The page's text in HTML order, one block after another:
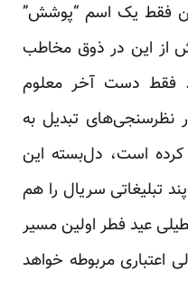
فقط یک اسم “پوشش”
از این در ذوق مخاطب
فقط دست آخر معلوم
نظرسنجی‌های تبدیل به
است، دل‌بسته این
تبلیغاتی سریال را هم
عید فطر اولین مسیر
اعتباری مربوطه خواهد